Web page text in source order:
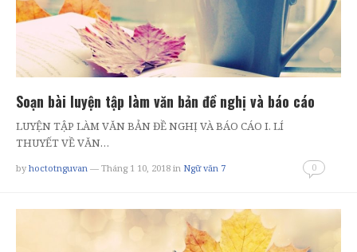
Soạn bài luyện tập làm văn bản đề nghị và báo cáo
LUYỆN TẬP LÀM VĂN BẢN ĐỀ NGHỊ VÀ BÁO CÁO I. LÍ
THUYẾT VỀ VĂN…
by hoctotnguvan — Tháng 1 10, 2018 in Ngữ văn 7 0